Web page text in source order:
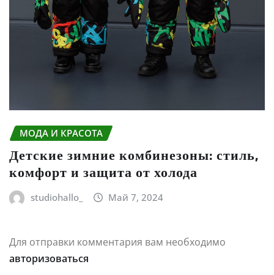
МОДА И КРАСОТА
Детские зимние комбинезоны: стиль,
комфорт и защита от холода
studiohallo_ Май 7, 2024
Для отправки комментария вам необходимо
авторизоваться